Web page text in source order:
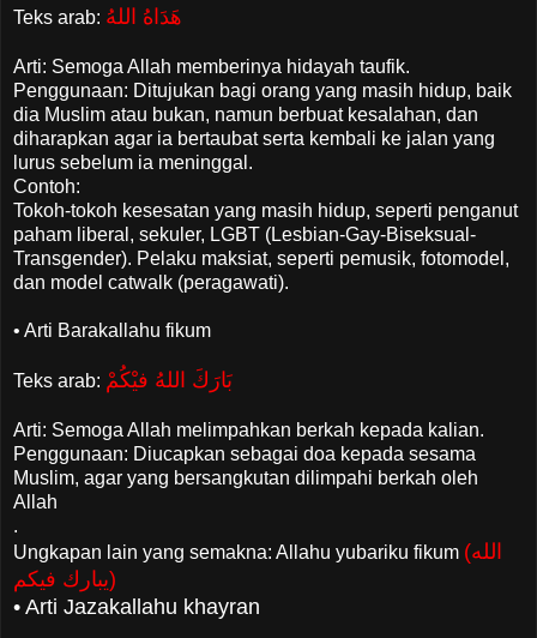
Teks arab: هَدَاهُ اللهُ
Arti: Semoga Allah memberinya hidayah taufik.
Penggunaan: Ditujukan bagi orang yang masih hidup, baik
dia Muslim atau bukan, namun berbuat kesalahan, dan
diharapkan agar ia bertaubat serta kembali ke jalan yang
lurus sebelum ia meninggal.
Contoh:
Tokoh-tokoh kesesatan yang masih hidup, seperti penganut
paham liberal, sekuler, LGBT (Lesbian-Gay-Biseksual-
Transgender). Pelaku maksiat, seperti pemusik, fotomodel,
dan model catwalk (peragawati).
• Arti Barakallahu fikum
Teks arab: بَارَكَ اللهُ فيْكُمْ
Arti: Semoga Allah melimpahkan berkah kepada kalian.
Penggunaan: Diucapkan sebagai doa kepada sesama
Muslim, agar yang bersangkutan dilimpahi berkah oleh
Allah
.
Ungkapan lain yang semakna: Allahu yubariku fikum (الله
يبارك فيكم)
• Arti Jazakallahu khayran